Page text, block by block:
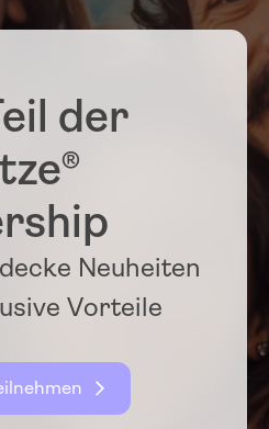
der
Neuheiten
Vorteile